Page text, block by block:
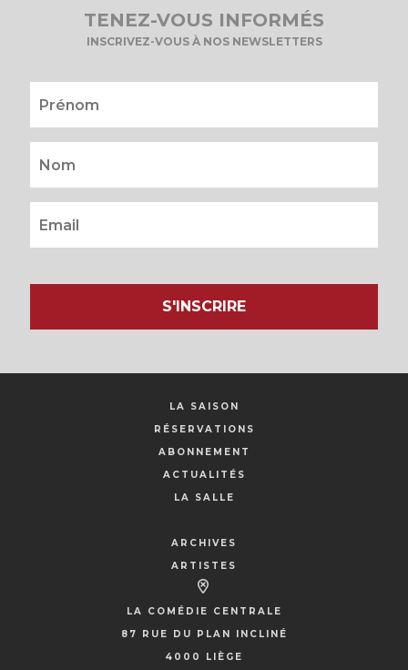
TENEZ-VOUS INFORMÉS
INSCRIVEZ-VOUS À NOS NEWSLETTERS
S'INSCRIRE
LA SAISON
RÉSERVATIONS
ABONNEMENT
ACTUALITÉS
LA SALLE
ARCHIVES
ARTISTES
LA COMÉDIE CENTRALE
87 RUE DU PLAN INCLINÉ
4000 LIÈGE